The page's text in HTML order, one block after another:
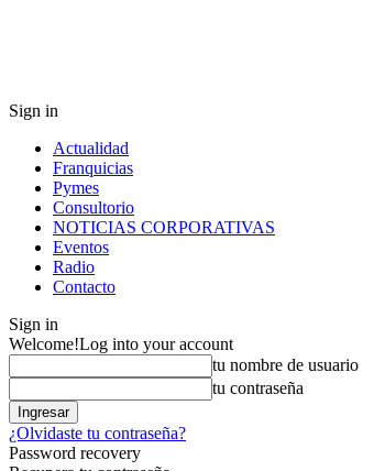
Sign in
Actualidad
Franquicias
Pymes
Consultorio
NOTICIAS CORPORATIVAS
Eventos
Radio
Contacto
Sign in
Welcome!Log into your account
tu nombre de usuario
tu contraseña
¿Olvidaste tu contraseña?
Password recovery